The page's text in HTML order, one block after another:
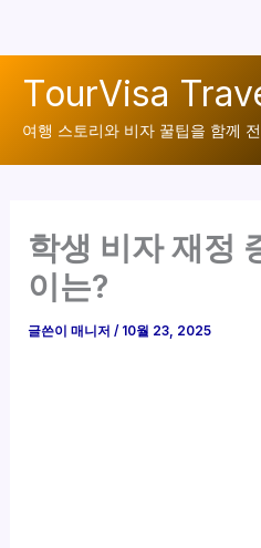
TourVisa
여행 스토리와 비자 꿀팁을 함께
학생 비자 재정
이는?
글쓴이매니저/ 10월 23, 2025